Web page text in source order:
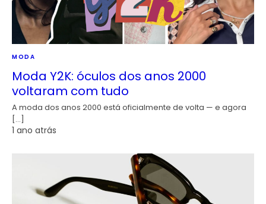
MODA
Moda Y2K: óculos dos anos 2000
voltaram com tudo
A moda dos anos 2000 está oficialmente de volta — e agora
[…]
1 ano atrás